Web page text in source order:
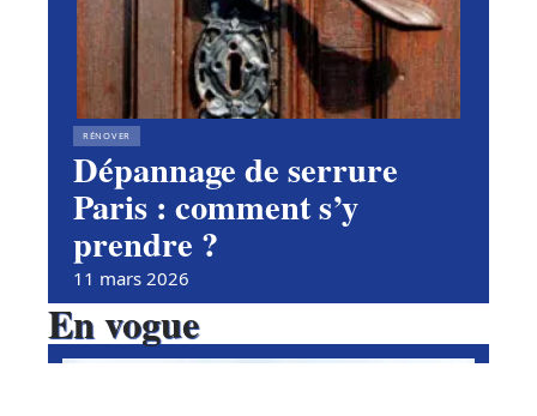
RÉNOVER
Dépannage de serrure
Paris : comment s’y
prendre ?
11 mars 2026
En vogue